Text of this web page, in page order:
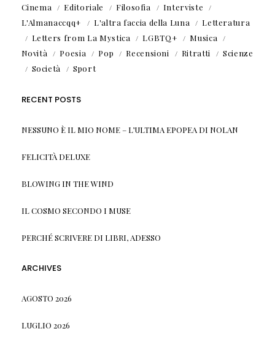
Cinema Editoriale Filosofia
Interviste
L'Almanaccqq+
L'altra faccia della Luna
Letteratura
Letters from La Mystica
LGBTQ+
Musica
Novità
Poesia Pop Recensioni Ritratti
Scienze
Società
Sport
RECENT POSTS
NESSUNO È IL MIO NOME – L’ULTIMA EPOPEA DI NOLAN
FELICITÀ DELUXE
BLOWING IN THE WIND
IL COSMO SECONDO I MUSE
PERCHÉ SCRIVERE DI LIBRI, ADESSO
ARCHIVES
AGOSTO 2026
LUGLIO 2026